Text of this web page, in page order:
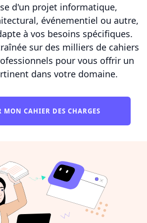
d'un projet informatique,
événementiel ou autre,
à vos besoins spécifiques.
sur des milliers de cahiers
pour vous offrir un
dans votre domaine.
MON CAHIER DES CHARGES